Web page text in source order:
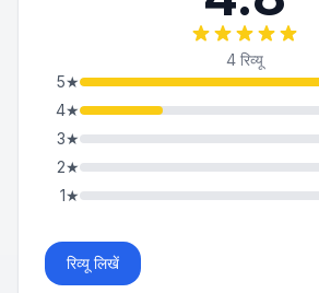
4 रिव्यू
5★
4★
3★
2★
1★
रिव्यू लिखें